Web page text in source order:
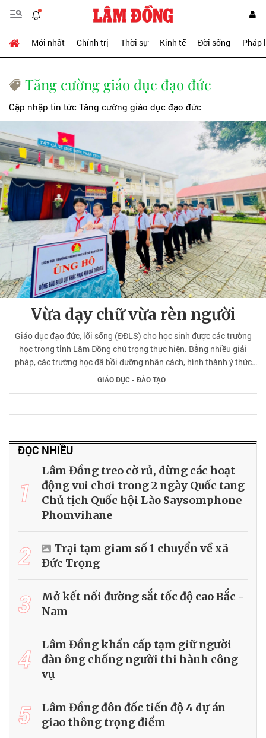
Mới nhất Chính trị Thời sự Kinh tế Đời sống Pháp
Tăng cường giáo dục đạo đức
Cập nhập tin tức Tăng cường giáo dục đạo đức
Vừa dạy chữ vừa rèn người
Giáo dục đạo đức, lối sống (ĐĐLS) cho học sinh được các trường
học trong tỉnh Lâm Đồng chú trọng thực hiện. Bằng nhiều giải
pháp, các trường học đã bồi dưỡng nhân cách, hình thành ý thức
ứng xử văn minh cho các em, góp phần nâng cao chất lượng giáo
dục toàn diện.
GIÁO DỤC - ĐÀO TẠO
ĐỌC NHIỀU
1
Lâm Đồng treo cờ rủ, dừng các hoạt
động vui chơi trong 2 ngày Quốc tang
Chủ tịch Quốc hội Lào Saysomphone
Phomvihane
2
Trại tạm giam số 1 chuyển về xã
Đức Trọng
3
Mở kết nối đường sắt tốc độ cao Bắc -
Nam
4
Lâm Đồng khẩn cấp tạm giữ người
đàn ông chống người thi hành công
vụ
5
Lâm Đồng đôn đốc tiến độ 4 dự án
giao thông trọng điểm